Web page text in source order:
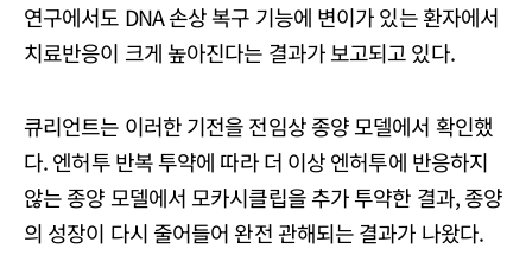
연구에서도 DNA 손상 복구 기능에 변이가 있는 환자에서
치료반응이 크게 높아진다는 결과가 보고되고 있다.
큐리언트는 이러한 기전을 전임상 종양 모델에서 확인했
다. 엔허투 반복 투약에 따라 더 이상 엔허투에 반응하지
않는 종양 모델에서 모카시클립을 추가 투약한 결과, 종양
의 성장이 다시 줄어들어 완전 관해되는 결과가 나왔다.